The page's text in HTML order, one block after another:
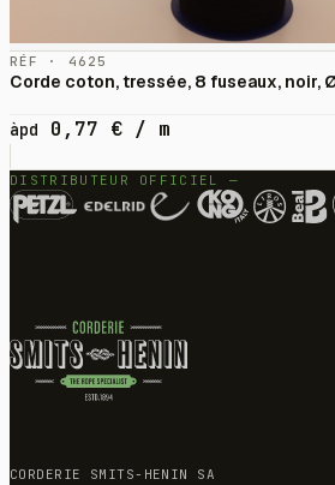
RÉF · 4625
Corde coton, tressée, 8 fuseaux, noir,
àpd 0,77 € / m
DISTRIBUTEUR OFFICIEL —
CORDERIE SMITS-HENIN SA